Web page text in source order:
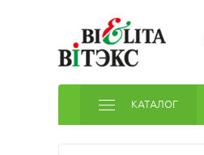
КАТАЛОГ